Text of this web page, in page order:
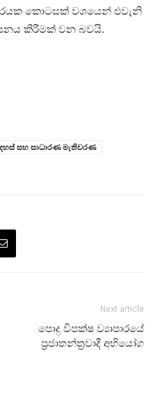
කොටසක් වශයෙන් එවැනි
කිරීමක් වන බවයි.
සහ සාධාරණ මැතිවරණ
Next article
පොදු විපක්ෂ ව්‍යාපාරයේ
ප්‍රජාතන්ත්‍රවාදී අභියෝග